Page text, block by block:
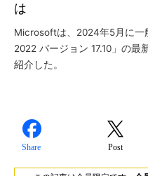
は
Microsoftは、2024年5月に一
2022 バージョン 17.10」の
紹介した。
Share Post